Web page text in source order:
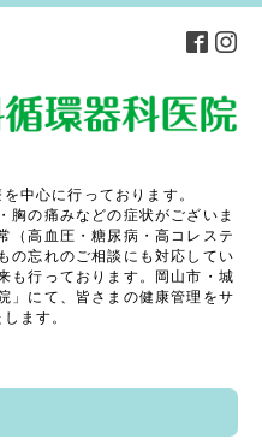
中心に行っております。
胸の痛みなどの症状がございま
（高血圧・糖尿病・高コレステ
の忘れのご相談にも対応してい
も行っております。岡山市・城
」にて、皆さまの健康管理をサ
ます。